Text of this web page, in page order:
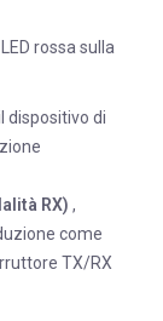
rossa sulla
dispositivo di
RX) ,
come
TX/RX